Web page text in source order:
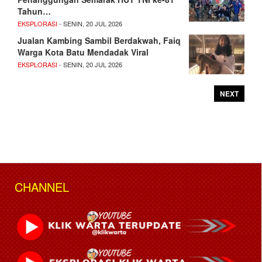
Tahun…
EKSPLORASI- SENIN, 20 JUL 2026
Jualan Kambing Sambil Berdakwah, Faiq
Warga Kota Batu Mendadak Viral
EKSPLORASI- SENIN, 20 JUL 2026
NEXT
CHANNEL